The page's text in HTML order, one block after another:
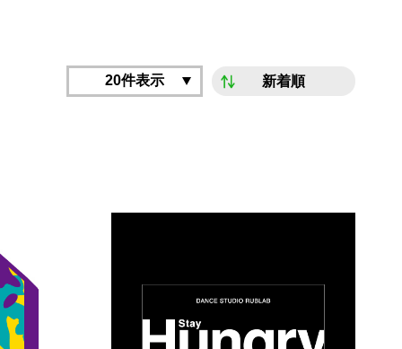
20件表示 新着順